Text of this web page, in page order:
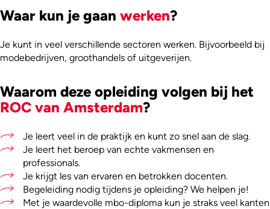
Waar kun je gaan werken?
Je kunt in veel verschillende sectoren werken. Bijvoorbeeld bij
modebedrijven, groothandels of uitgeverijen.
Waarom deze opleiding volgen bij het
ROC van Amsterdam?
Je leert veel in de praktijk en kunt zo snel aan de slag.
Je leert het beroep van echte vakmensen en
professionals.
Je krijgt les van ervaren en betrokken docenten.
Begeleiding nodig tijdens je opleiding? We helpen je!
Met je waardevolle mbo-diploma kun je straks veel kanten